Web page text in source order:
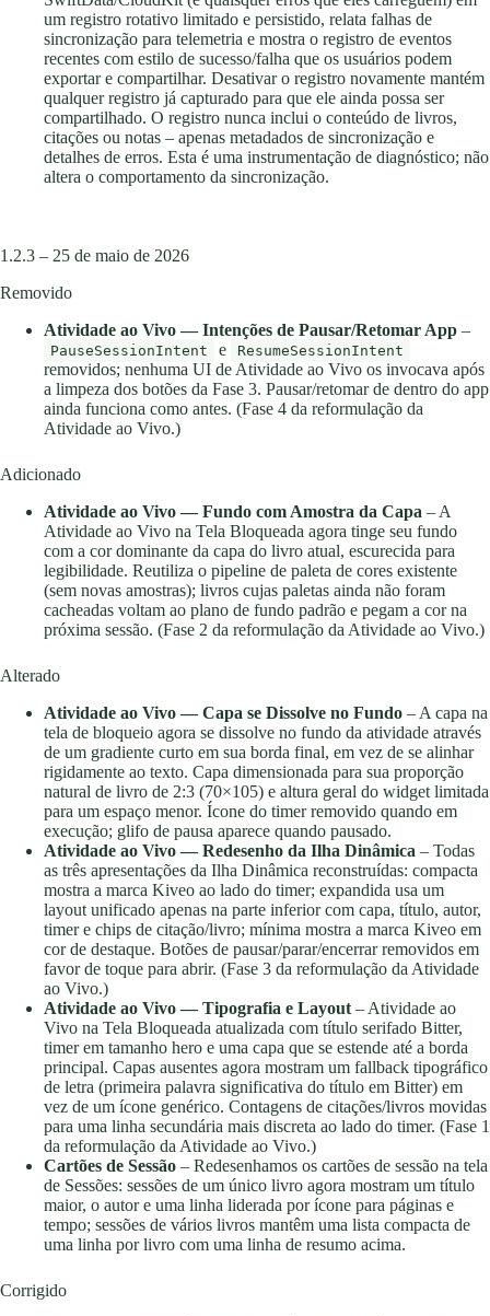
um registro rotativo limitado e persistido, relata falhas de
sincronização para telemetria e mostra o registro de eventos
recentes com estilo de sucesso/falha que os usuários podem
exportar e compartilhar. Desativar o registro novamente mantém
qualquer registro já capturado para que ele ainda possa ser
compartilhado. O registro nunca inclui o conteúdo de livros,
citações ou notas – apenas metadados de sincronização e
detalhes de erros. Esta é uma instrumentação de diagnóstico; não
altera o comportamento da sincronização.
1.2.3 – 25 de maio de 2026
Removido
Atividade ao Vivo — Intenções de Pausar/Retomar App –
PauseSessionIntent e ResumeSessionIntent
removidos; nenhuma UI de Atividade ao Vivo os invocava após
a limpeza dos botões da Fase 3. Pausar/retomar de dentro do app
ainda funciona como antes. (Fase 4 da reformulação da
Atividade ao Vivo.)
Adicionado
Atividade ao Vivo — Fundo com Amostra da Capa – A
Atividade ao Vivo na Tela Bloqueada agora tinge seu fundo
com a cor dominante da capa do livro atual, escurecida para
legibilidade. Reutiliza o pipeline de paleta de cores existente
(sem novas amostras); livros cujas paletas ainda não foram
cacheadas voltam ao plano de fundo padrão e pegam a cor na
próxima sessão. (Fase 2 da reformulação da Atividade ao Vivo.)
Alterado
Atividade ao Vivo — Capa se Dissolve no Fundo – A capa na
tela de bloqueio agora se dissolve no fundo da atividade através
de um gradiente curto em sua borda final, em vez de se alinhar
rigidamente ao texto. Capa dimensionada para sua proporção
natural de livro de 2:3 (70×105) e altura geral do widget limitada
para um espaço menor. Ícone do timer removido quando em
execução; glifo de pausa aparece quando pausado.
Atividade ao Vivo — Redesenho da Ilha Dinâmica – Todas
as três apresentações da Ilha Dinâmica reconstruídas: compacta
mostra a marca Kiveo ao lado do timer; expandida usa um
layout unificado apenas na parte inferior com capa, título, autor,
timer e chips de citação/livro; mínima mostra a marca Kiveo em
cor de destaque. Botões de pausar/parar/encerrar removidos em
favor de toque para abrir. (Fase 3 da reformulação da Atividade
ao Vivo.)
Atividade ao Vivo — Tipografia e Layout – Atividade ao
Vivo na Tela Bloqueada atualizada com título serifado Bitter,
timer em tamanho hero e uma capa que se estende até a borda
principal. Capas ausentes agora mostram um fallback tipográfico
de letra (primeira palavra significativa do título em Bitter) em
vez de um ícone genérico. Contagens de citações/livros movidas
para uma linha secundária mais discreta ao lado do timer. (Fase 1
da reformulação da Atividade ao Vivo.)
Cartões de Sessão – Redesenhamos os cartões de sessão na tela
de Sessões: sessões de um único livro agora mostram um título
maior, o autor e uma linha liderada por ícone para páginas e
tempo; sessões de vários livros mantêm uma lista compacta de
uma linha por livro com uma linha de resumo acima.
Corrigido